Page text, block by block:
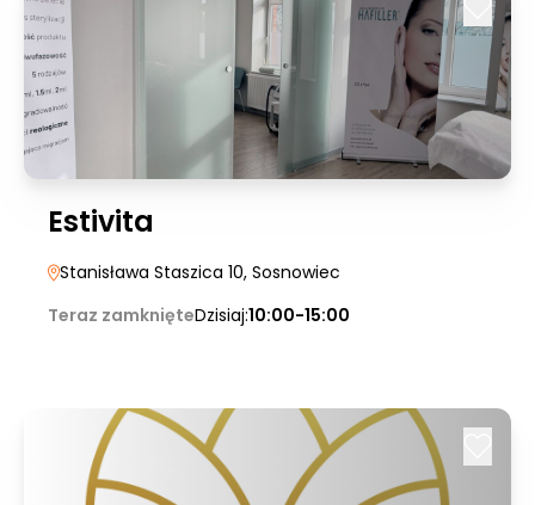
Estivita
Stanisława Staszica 10, Sosnowiec
Teraz zamknięteDzisiaj:10:00-15:00